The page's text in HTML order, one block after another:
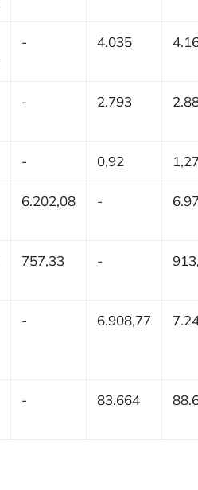
- 4.035
- 2.793
- 0,92
6.202,08 -
757,33 -
- 6.908,77
- 83.664